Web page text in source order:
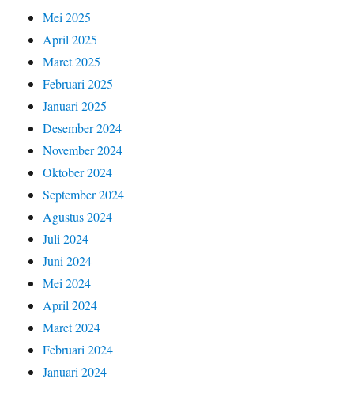
Mei 2025
April 2025
Maret 2025
Februari 2025
Januari 2025
Desember 2024
November 2024
Oktober 2024
September 2024
Agustus 2024
Juli 2024
Juni 2024
Mei 2024
April 2024
Maret 2024
Februari 2024
Januari 2024